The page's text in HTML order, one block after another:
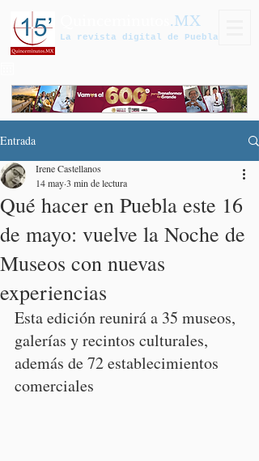
.MX
La revista digital de Puebla
Entrada
Qué hacer en Puebla este 16
de mayo: vuelve la Noche de
Museos con nuevas
experiencias
Irene Castellanos
14 may3 min de lectura
Esta edición reunirá a 35 museos,
galerías y recintos culturales,
además de 72 establecimientos
comerciales